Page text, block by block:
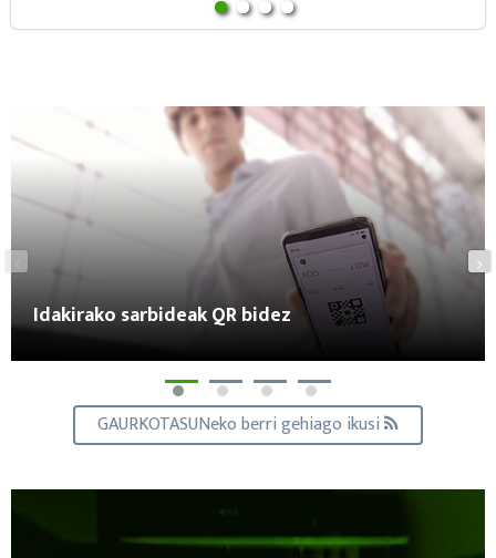
Udako igerilekuak irekitzea 2026
GAURKOTASUNeko berri gehiago ikusi